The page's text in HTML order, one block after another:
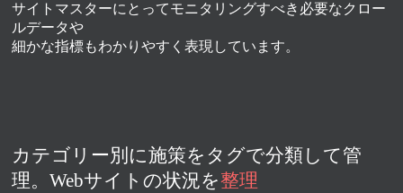
サイトマスターにとってモニタリングすべき必要なクロー
ルデータや
細かな指標もわかりやすく表現しています。
カテゴリー別に施策を タグで分類して管
理。Webサイトの状況を整理